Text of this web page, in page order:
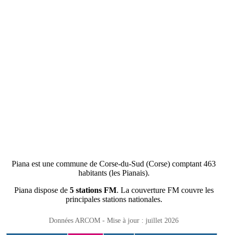
Piana est une commune de Corse-du-Sud (Corse) comptant 463
habitants (les Pianais).
Piana dispose de 5 stations FM. La couverture FM couvre les
principales stations nationales.
Données ARCOM - Mise à jour : juillet 2026